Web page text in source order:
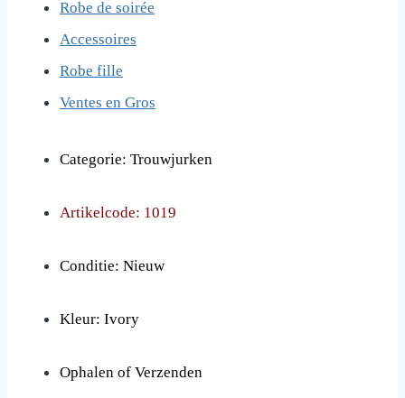
Robe de soirée
Accessoires
Robe fille
Ventes en Gros
Categorie: Trouwjurken
Artikelcode: 1019
Conditie: Nieuw
Kleur: Ivory
Ophalen of Verzenden